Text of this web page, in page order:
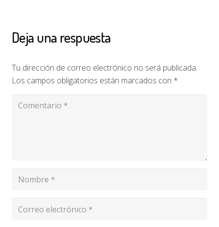
Deja una respuesta
Tu dirección de correo electrónico no será publicada.
Los campos obligatorios están marcados con *